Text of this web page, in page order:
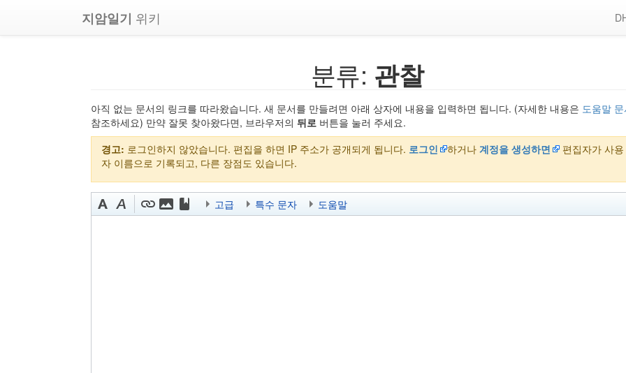
지암일기 위키
분류: 관찰
아직 없는 문서의 링크를 따라왔습니다. 새 문서를 만들려면 아래 상자에 내용을 입력하면 됩니다. (자세한 내용은 도움말
참조하세요) 만약 잘못 찾아왔다면, 브라우저의 뒤로 버튼을 눌러 주세요.
경고: 로그인하지 않았습니다. 편집을 하면 IP 주소가 공개되게 됩니다. 로그인 하거나 계정을 생성하면
편집자가 사용
자 이름으로 기록되고, 다른 장점도 있습니다.
고급 특수 문자 도움말